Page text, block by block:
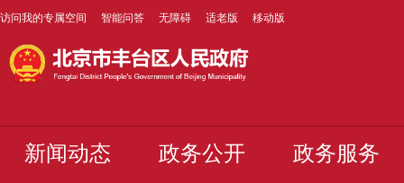
访问我的专属空间 智能问答 无障碍 适老版 移动版
新闻动态 政务公开 政务服务